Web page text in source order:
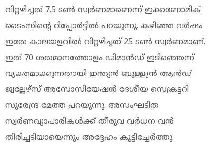
വിറ്റഴിച്ചത് 7.5 ടണ്‍ സ്വര്‍ണമാണെന്ന് ഇക്കണോമിക്
ടൈംസിന്റെ റിപ്പോര്‍ട്ടില്‍ പറയുന്നു. കഴിഞ്ഞ വര്‍ഷം
ഇതേ കാലയളവില്‍ വിറ്റഴിച്ചത് 25 ടണ്‍ സ്വര്‍ണമാണ്.
ഇത് 70 ശതമാനത്തോളം ഡിമാന്‍ഡ് ഇടിഞ്ഞെന്ന്
വ്യക്തമാക്കുന്നതായി ഇന്ത്യന്‍ ബുള്ള്യന്‍ ആന്‍ഡ്
ജ്വല്ലേഴ്സ് അസോസിയേഷന്‍ ദേശീയ സെക്രട്ടറി
സുരേന്ദ്ര മേത്ത പറയുന്നു. അസംഘടിത
സ്വര്‍ണവ്യാപാരികള്‍ക്ക് തീരുവ വര്‍ധന വന്‍
തിരിച്ചടിയായെന്നും അദ്ദേഹം കൂട്ടിച്ചേര്‍ത്തു.